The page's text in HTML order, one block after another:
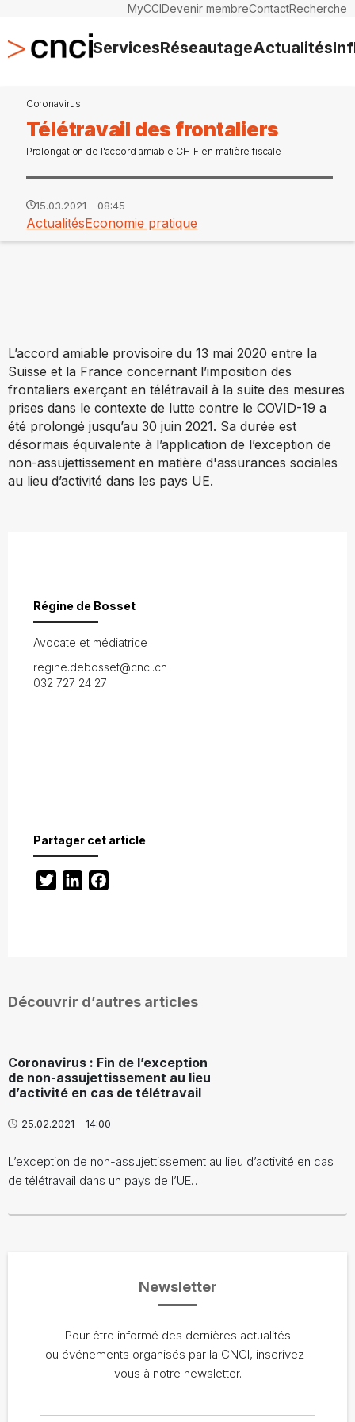
MyCCIDevenir membreContactRecherche
ServicesRéseautageActualités
Coronavirus
Télétravail des frontaliers
Prolongation de l'accord amiable CH-F en matière fiscale
15.03.2021 - 08:45
ActualitésEconomie pratique
L’accord amiable provisoire du 13 mai 2020 entre la
Suisse et la France concernant l’imposition des
frontaliers exerçant en télétravail à la suite des mesures
prises dans le contexte de lutte contre le COVID-19 a
été prolongé jusqu’au 30 juin 2021. Sa durée est
désormais équivalente à l’application de l’exception de
non-assujettissement en matière d'assurances sociales
au lieu d’activité dans les pays UE.
Régine de Bosset
Avocate et médiatrice
regine.debosset@cnci.ch
032 727 24 27
Partager cet article
TwitterLinkedIn
Découvrir d’autres articles
Coronavirus : Fin de l’exception
de non-assujettissement au lieu
d’activité en cas de télétravail
25.02.2021 - 14:00
L’exception de non-assujettissement au lieu d’activité en cas
de télétravail dans un pays de l’UE…
Newsletter
Pour être informé des dernières actualités
ou événements organisés par la CNCI, inscrivez-
vous à notre newsletter.